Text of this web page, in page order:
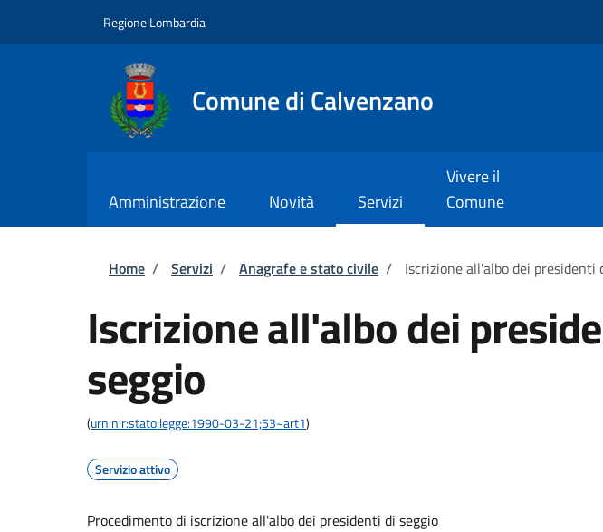
Regione Lombardia
Comune di Calvenzano
Amministrazione Novità Servizi
Vivere il
Comune
Briciole di pane
Home / Servizi / Anagrafe e stato civile / Iscrizione all'albo dei presidenti
Iscrizione all'albo dei
seggio
(urn:nir:stato:legge:1990-03-21;53~art1)
Servizio attivo
Procedimento di iscrizione all'albo dei presidenti di seggio